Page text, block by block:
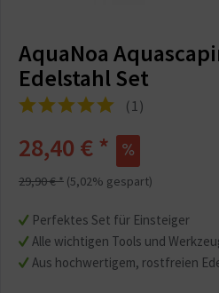
AquaNoa
Edelstahl Set
(1)
Perfektes Set für Einsteiger
Alle wichtigen Tools und
Aus hochwertigem, rostfreien
28,40 € *
29,90 € * (5,02% gespart)